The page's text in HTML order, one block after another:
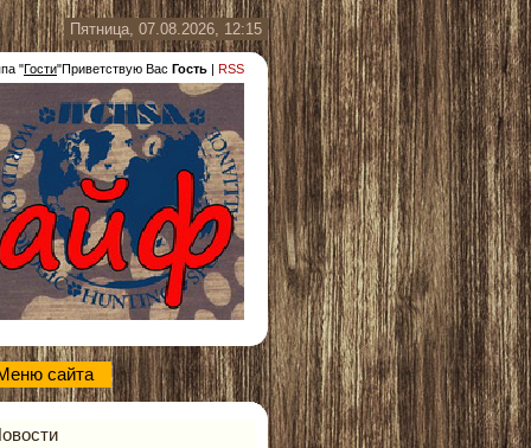
Пятница, 07.08.2026, 12:15
"Гости"Приветствую Вас Гость | RSS
сайта